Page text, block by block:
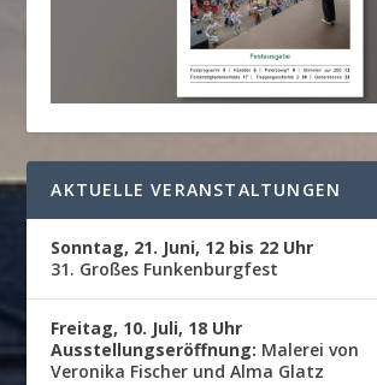
AKTUELLE VERANSTALTUNGEN
Sonntag, 21. Juni, 12 bis 22 Uhr
31. Großes Funkenburgfest
Freitag, 10. Juli, 18 Uhr
Ausstellungseröffnung: Malerei von
Veronika Fischer und Alma Glatz